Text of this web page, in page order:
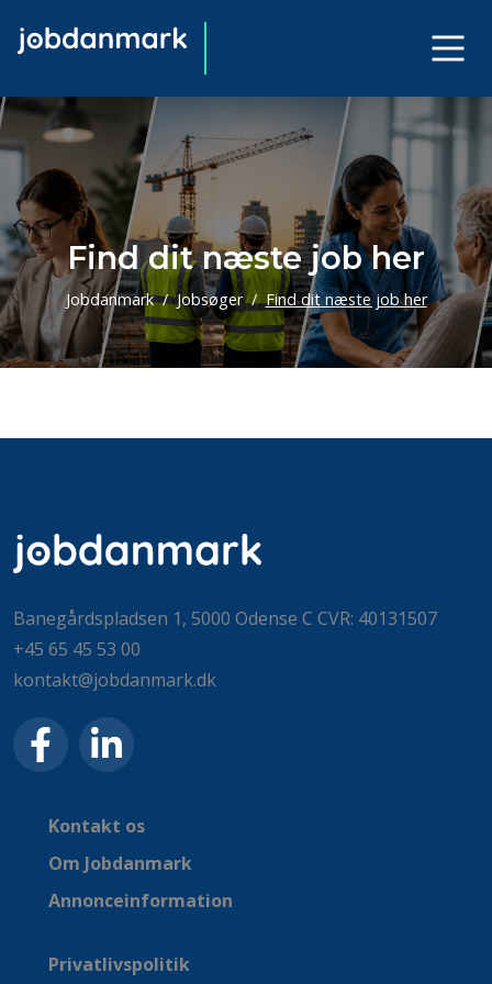
Find dit næste job her
Jobdanmark Jobsøger Find dit næste job her
Banegårdspladsen 1, 5000 Odense C CVR: 40131507
+45 65 45 53 00
kontakt@jobdanmark.dk
Kontakt os
Om Jobdanmark
Annonceinformation
Privatlivspolitik